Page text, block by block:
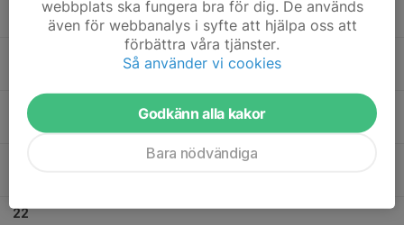
20
Ons
22
webbplats ska fungera bra för dig. De används
även för webbanalys i syfte att hjälpa oss att
förbättra våra tjänster.
Så använder vi cookies
Godkänn alla kakor
Bara nödvändiga